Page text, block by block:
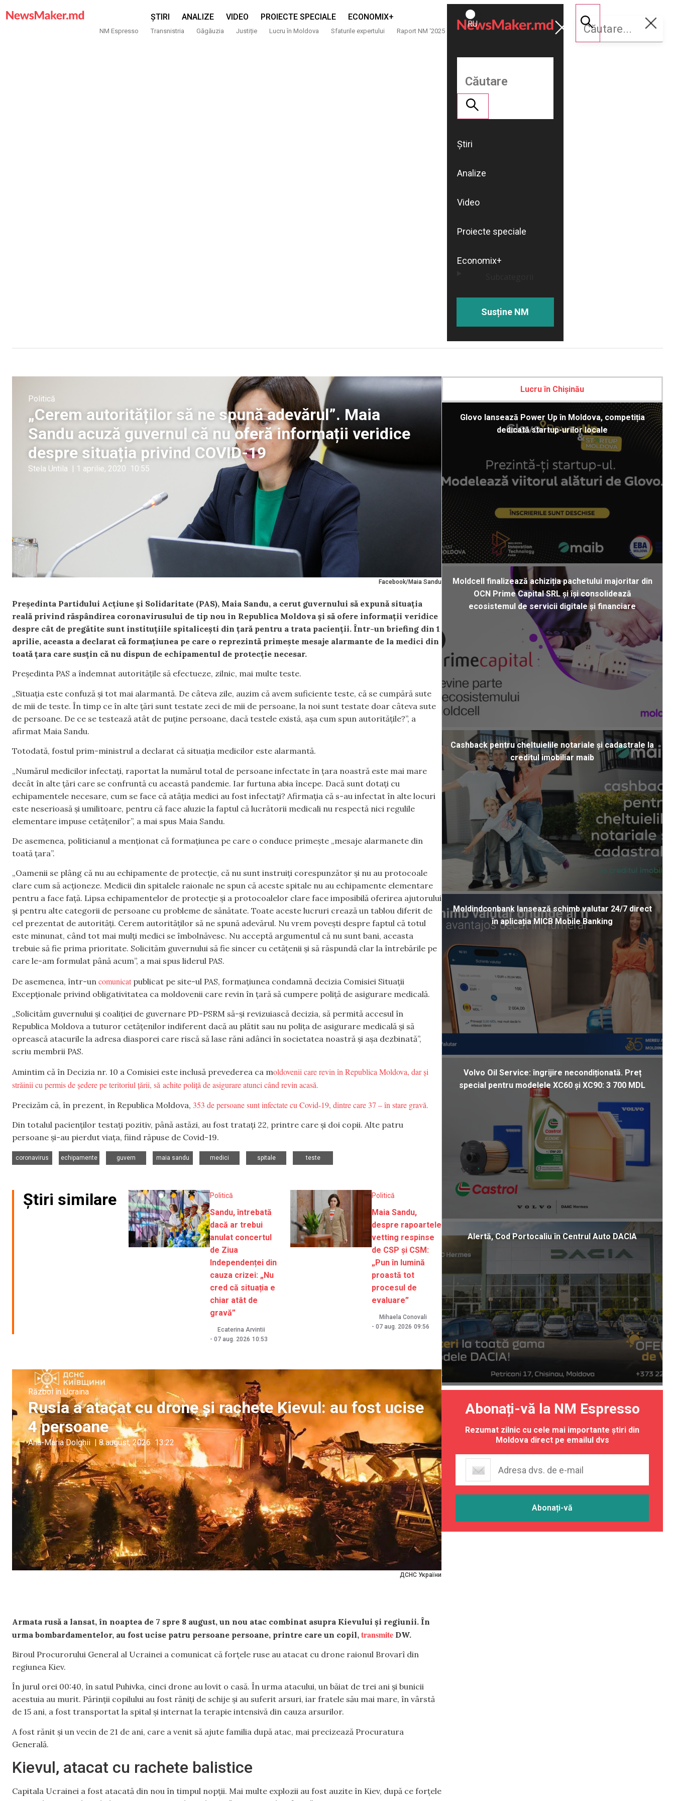
ȘTIRI ANALIZE VIDEO PROIECTE SPECIALE ECONOMIX+
NM Espresso Transnistria Găgăuzia Justiție Lucru în Moldova Sfaturile expertului Raport NM ‘2025
ROMÂNĂ
RU
Susține
NM
Știri
Analize
Video
Proiecte speciale
Economix+
Susține NM
Facebook/Maia Sandu
Politică
„Cerem autorităților să ne spună adevărul”. Maia
Sandu acuză guvernul că nu oferă informații veridice
despre situația privind COVID-19
Stela Untila | 1 aprilie, 2020 10:55
Președinta Partidului Acțiune și Solidaritate (PAS), Maia Sandu, a cerut guvernului să expună situația
reală privind răspândirea coronavirusului de tip nou în Republica Moldova și să ofere informații veridice
despre cât de pregătite sunt instituțiile spitalicești din țară pentru a trata pacienții. Într-un briefing din 1
aprilie, aceasta a declarat că formațiunea pe care o reprezintă primește mesaje alarmante de la medici din
toată țara care susțin că nu dispun de echipamentul de protecție necesar.
Președinta PAS a îndemnat autoritățile să efectueze, zilnic, mai multe teste.
„Situația este confuză și tot mai alarmantă. De câteva zile, auzim că avem suficiente teste, că se cumpără sute
de mii de teste. În timp ce în alte țări sunt testate zeci de mii de persoane, la noi sunt testate doar câteva sute
de persoane. De ce se testează atât de puține persoane, dacă testele există, așa cum spun autoritățile?”, a
afirmat Maia Sandu.
Totodată, fostul prim-ministrul a declarat că situația medicilor este alarmantă.
„Numărul medicilor infectați, raportat la numărul total de persoane infectate în țara noastră este mai mare
decât în alte țări care se confruntă cu această pandemie. Iar furtuna abia începe. Dacă sunt dotați cu
echipamentele necesare, cum se face că atâția medici au fost infectați? Afirmația că s-au infectat în alte locuri
este neserioasă și umilitoare, pentru că face aluzie la faptul că lucrătorii medicali nu respectă nici regulile
elementare impuse cetățenilor”, a mai spus Maia Sandu.
De asemenea, politicianul a menționat că formațiunea pe care o conduce primește „mesaje alarmanete din
toată țara”.
„Oamenii se plâng că nu au echipamente de protecție, că nu sunt instruiți corespunzător și nu au protocoale
clare cum să acționeze. Medicii din spitalele raionale ne spun că aceste spitale nu au echipamente elementare
pentru a face față. Lipsa echipamentelor de protecție și a protocoalelor clare face imposibilă oferirea ajutorului
și pentru alte categorii de persoane cu probleme de sănătate. Toate aceste lucruri crează un tablou diferit de
cel prezentat de autorități. Cerem autorităților să ne spună adevărul. Nu vrem povești despre faptul că totul
este minunat, când tot mai mulți medici se îmbolnăvesc. Nu acceptă argumentul că nu sunt bani, aceasta
trebuie să fie prima prioritate. Solicităm guvernului să fie sincer cu cetățenii și să răspundă clar la întrebările pe
care le-am formulat până acum”, a mai spus liderul PAS.
De asemenea, într-un comunicat publicat pe site-ul PAS, formațiunea condamnă decizia Comisiei Situații
Excepționale privind obligativitatea ca moldovenii care revin în țară să cumpere poliță de asigurare medicală.
„Solicităm guvernului și coaliției de guvernare PD-PSRM să-și revizuiască decizia, să permită accesul în
Republica Moldova a tuturor cetățenilor indiferent dacă au plătit sau nu polița de asigurare medicală și să
oprească atacurile la adresa diasporei care riscă să lase răni adânci în societatea noastră și așa dezbinată”,
scriu membrii PAS.
Amintim că în Decizia nr. 10 a Comisiei este inclusă prevederea ca moldovenii care revin în Republica Moldova, dar și
străinii cu permis de ședere pe teritoriul țării, să achite poliță de asigurare atunci când revin acasă.
Precizăm că, în prezent, în Republica Moldova, 353 de persoane sunt infectate cu Covid-19, dintre care 37 – în stare gravă.
Din totalul pacienților testați pozitiv, până astăzi, au fost tratați 22, printre care și doi copii. Alte patru
persoane și-au pierdut viața, fiind răpuse de Covid-19.
coronavirus
echipamente
guvern
maia sandu
medici
spitale
teste
Știri similare Politică
Sandu, întrebată
dacă ar trebui
anulat concertul
de Ziua
Independenței din
cauza crizei: „Nu
cred că situația e
chiar atât de
gravă”
Ecaterina Arvintii
- 07 aug. 2026 10:53
Politică
Maia Sandu,
despre rapoartele
vetting respinse
de CSP și CSM:
„Pun în lumină
proastă tot
procesul de
evaluare”
Mihaela Conovali
- 07 aug. 2026 09:56
ДСНС України
Război în Ucraina
Rusia a atacat cu drone și rachete Kievul: au fost ucise
4 persoane
Ana-Maria Dolghii | 8 august, 2026 13:22
Armata rusă a lansat, în noaptea de 7 spre 8 august, un nou atac combinat asupra Kievului și regiunii. În
urma bombardamentelor, au fost ucise patru persoane persoane, printre care un copil, transmite DW.
Biroul Procurorului General al Ucrainei a comunicat că forțele ruse au atacat cu drone raionul Brovarî din
regiunea Kiev.
În jurul orei 00:40, în satul Puhivka, cinci drone au lovit o casă. În urma atacului, un băiat de trei ani și bunicii
acestuia au murit. Părinții copilului au fost răniți de schije și au suferit arsuri, iar fratele său mai mare, în vârstă
de 15 ani, a fost transportat la spital și internat la terapie intensivă din cauza arsurilor.
A fost rănit și un vecin de 21 de ani, care a venit să ajute familia după atac, mai precizează Procuratura
Generală.
Kievul, atacat cu rachete balistice
Capitala Ucrainei a fost atacată din nou în timpul nopții. Mai multe explozii au fost auzite în Kiev, după ce forțele
Lucru în Chișinău
Glovo lansează Power Up în Moldova, competiția
dedicată startup-urilor locale
Moldcell finalizează achiziția pachetului majoritar din
OCN Prime Capital SRL și își consolidează
ecosistemul de servicii digitale și financiare
Cashback pentru cheltuielile notariale și cadastrale la
creditul imobiliar maib
Moldindconbank lansează schimb valutar 24/7 direct
în aplicația MICB Mobile Banking
Volvo Oil Service: îngrijire necondiționată. Preț
special pentru modelele XC60 și XC90: 3 700 MDL
Alertă, Cod Portocaliu în Centrul Auto DACIA
Abonați-vă la NM Espresso
Rezumat zilnic cu cele mai importante știri din
Moldova direct pe emailul dvs